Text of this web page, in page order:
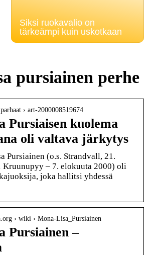
Siksi ruokavalio on
tärkeämpi kuin uskotkaan
pursiainen perhe
› art-2000008519674
Pursiaisen kuolema
oli valtava järkytys
Pursiainen (o.s. Strandvall, 21.
Kruunupyy – 7. elokuuta 2000) oli
joka hallitsi yhdessä
› wiki › Mona-Lisa_Pursiainen
Pursiainen –